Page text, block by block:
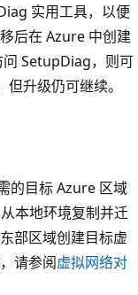
实用工具，以便
后在 Azure 中创建
SetupDiag，则可
升级仍可继续。
的目标 Azure 区域
本地环境复制并迁
部区域创建目标虚
请参阅虚拟网络对